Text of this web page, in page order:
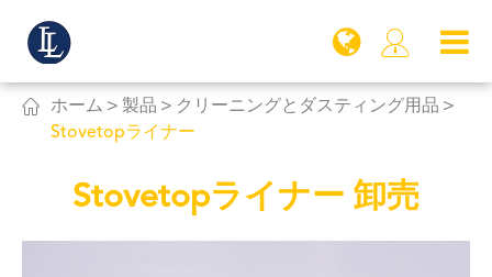

 ホーム 製品
クリーニングとダスティング用品
Stovetopライナー
Stovetopライナー 卸売